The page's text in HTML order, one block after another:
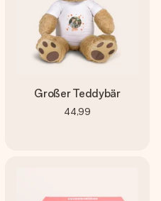
Großer Teddybär
44,99